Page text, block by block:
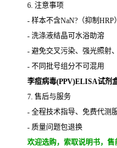
6. 注意事项
- 样本不含NaN?（抑制HRP）
- 洗涤液结晶可水浴助溶
- 避免交叉污染、强光照射
- 不同批号组分不可混用
李痘病毒(PPV)ELISA试剂
7. 售后与服务
- 全程技术指导、免费代测
- 质量问题包退换
欢迎选购，索取说明书，售